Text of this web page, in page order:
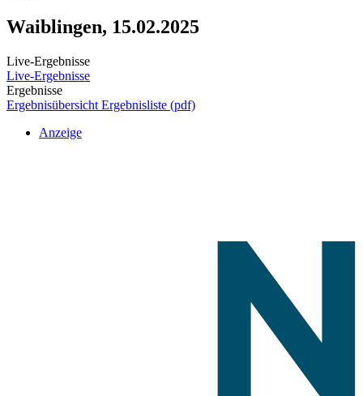
Waiblingen, 15.02.2025
Live-Ergebnisse
Live-Ergebnisse
Ergebnisse
Ergebnisübersicht Ergebnisliste (pdf)
Anzeige